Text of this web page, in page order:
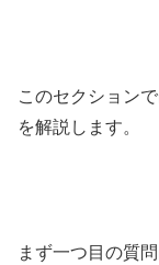
このセクション
を解説します。
まず一つ目の質